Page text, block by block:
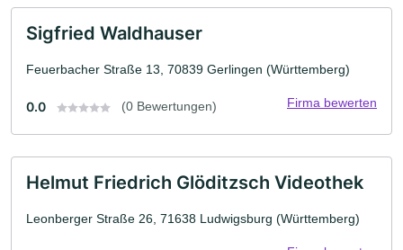
Sigfried Waldhauser
Feuerbacher Straße 13, 70839 Gerlingen (Württemberg)
0.0 (0 Bewertungen) Firma bewerten
Helmut Friedrich Glöditzsch Videothek
Leonberger Straße 26, 71638 Ludwigsburg (Württemberg)